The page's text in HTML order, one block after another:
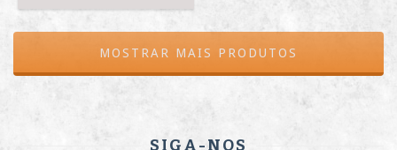
MOSTRAR MAIS PRODUTOS
SIGA-NOS